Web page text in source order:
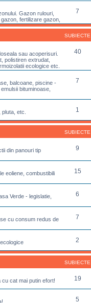
Gazon rulouri,
fertilizare gazon,
7
SUBIECTE
sau acoperisuri.
polistiren extrudat,
ecologice etc.
40
balcoane, piscine -
bituminoase,
7
etc. 1
SUBIECTE
din panouri tip
9
eoliene, combustibili
15
Verde - legislatie,
6
cu consum redus de
7
2
SUBIECTE
cat mai putin efort! 19
5